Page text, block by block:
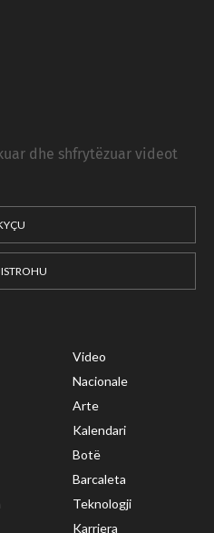
dhe shfrytëzuar videot
Video
Nacionale
Arte
Kalendari
Botë
Barcaleta
Teknologji
Karriera